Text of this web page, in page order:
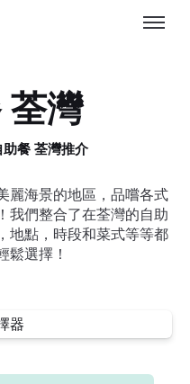
荃灣
餐 荃灣推介
麗海景的地區，品嚐各式
我們整合了在荃灣的自助
地點，時段和菜式等等都
鬆選擇！
器